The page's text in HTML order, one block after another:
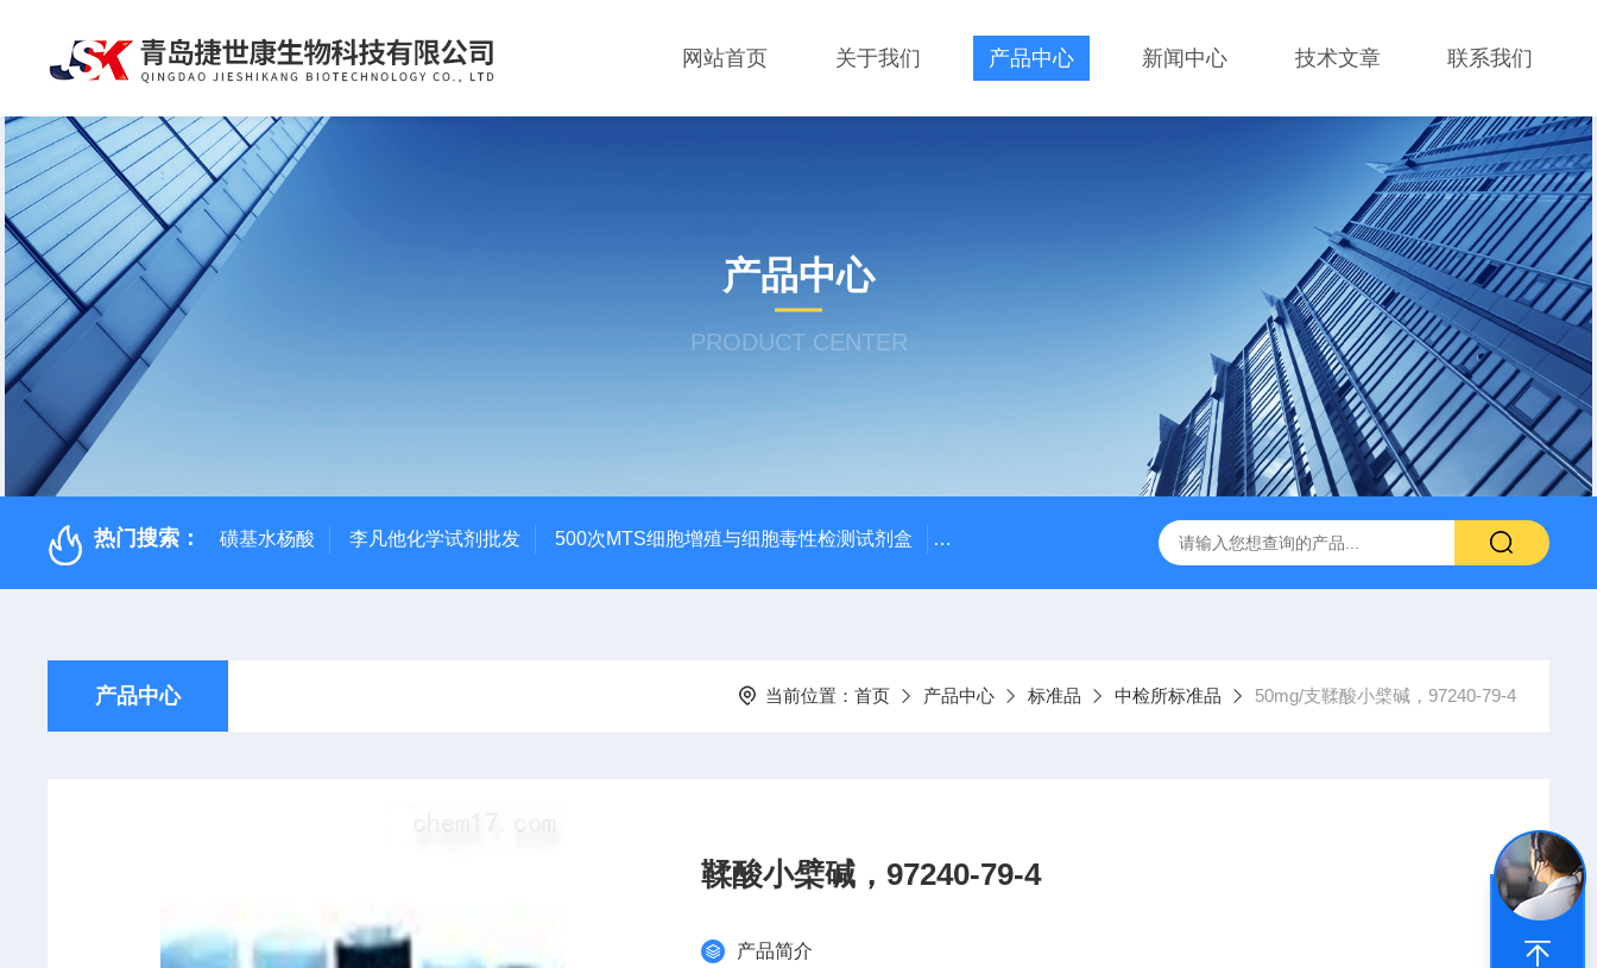
网站首页 关于我们 产品中心 新闻中心 技术文章 联系我们
产品中心
PRODUCT CENTER
热门搜索： 磺基水杨酸 李凡他化学试剂批发 500次MTS细胞增殖与细胞毒性检测试剂盒 48t/96t国产ELISA试剂盒,免费代测
产品中心 当前位置： 首页 产品中心 标准品 中检所标准品 50mg/支鞣酸小檗碱，97240-79-4
鞣酸小檗碱，97240-79-4
产品简介